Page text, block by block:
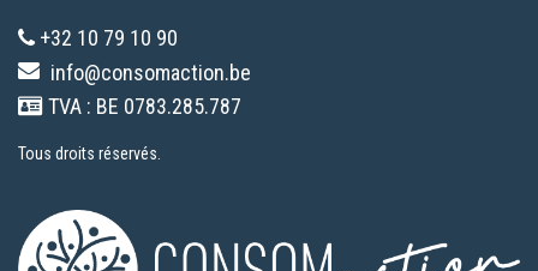
+32 10 79 10 90
info@consomaction.be
TVA : BE 0783.285.787
Tous droits réservés.